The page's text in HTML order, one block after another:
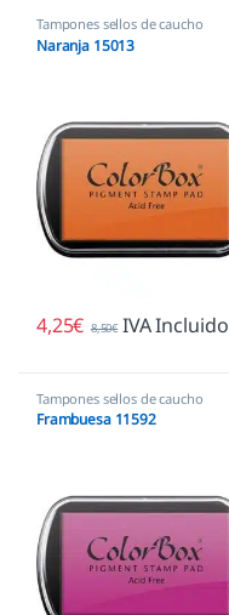
Tampones sellos de caucho
Naranja 15013
4,25€ 8,50€ IVA Incluido
Tampones sellos de caucho
Frambuesa 11592